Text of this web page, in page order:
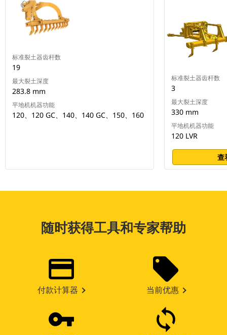
标准裂土器齿杆数
19
最大裂土深度
283.8 mm
平地机机器功能
120、120 GC、140、140 GC、150、160
标准裂土器齿杆数
3
最大裂土深度
330 mm
平地机机器功能
120 LVR
查
随时获得工具和专家帮助
付款计算器 当前优惠